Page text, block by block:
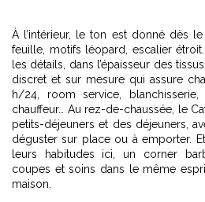
À l’intérieur, le ton est donné dès
feuille, motifs léopard, escalier
les détails, dans l’épaisseur des
discret et sur mesure qui assure
h/24, room service,
chauffeur… Au rez-de-chaussée, le
petits-déjeuners et des déjeuners,
déguster sur place ou à emporter.
leurs habitudes ici, un corner
coupes et soins dans le même
maison.